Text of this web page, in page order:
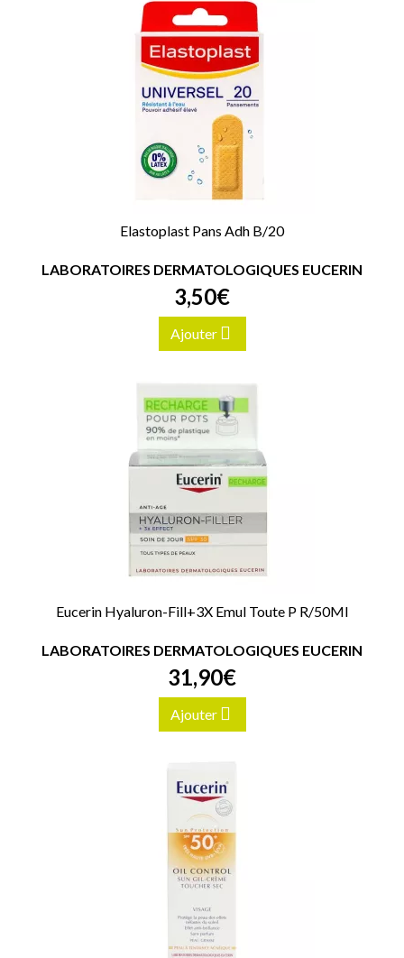
Elastoplast Pans Adh B/20
LABORATOIRES DERMATOLOGIQUES EUCERIN
3,50€
Ajouter
Eucerin Hyaluron-Fill+3X Emul Toute P R/50Ml
LABORATOIRES DERMATOLOGIQUES EUCERIN
31,90€
Ajouter